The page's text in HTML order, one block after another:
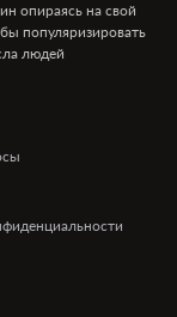
опираясь на свой
популяризировать
людей